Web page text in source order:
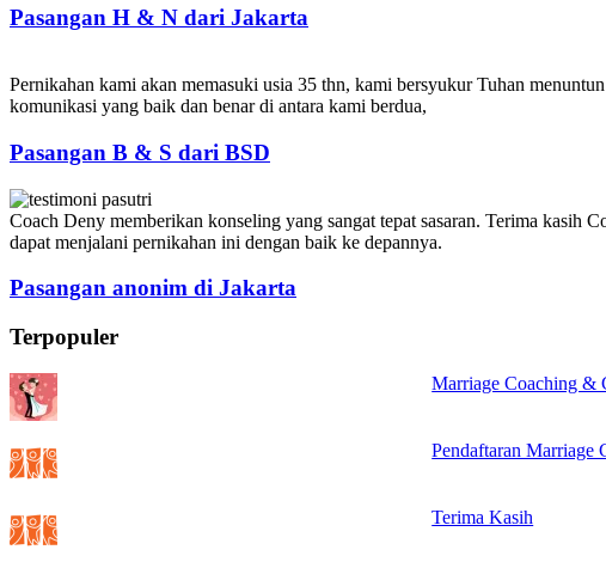
Pasangan H & N dari Jakarta
Pernikahan kami akan memasuki usia 35 thn, kami bersyukur Tuhan
komunikasi yang baik dan benar di antara kami berdua,
Pasangan B & S dari BSD
Coach Deny memberikan konseling yang sangat tepat sasaran. Terima kasih
dapat menjalani pernikahan ini dengan baik ke depannya.
Pasangan anonim di Jakarta
Terpopuler
Marriage Coaching &
Pendaftaran Marriage
Terima Kasih